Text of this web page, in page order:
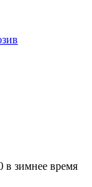
в зимнее время